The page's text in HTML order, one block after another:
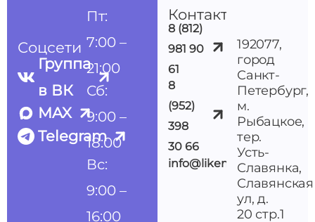
Контакты
8 (812)
981 90
61
8
(952)
398
30 66
info@likemedspb.ru
192077,
город
Санкт-
Петербург,
м.
Рыбацкое,
тер.
Усть-
Славянка,
Славянская
ул, д.
20 стр.1
Соцсети
Группа
в ВК
MAX
Telegram
Пт:
7:00 –
21:00
Сб:
9:00 –
18:00
Вс:
9:00 –
16:00